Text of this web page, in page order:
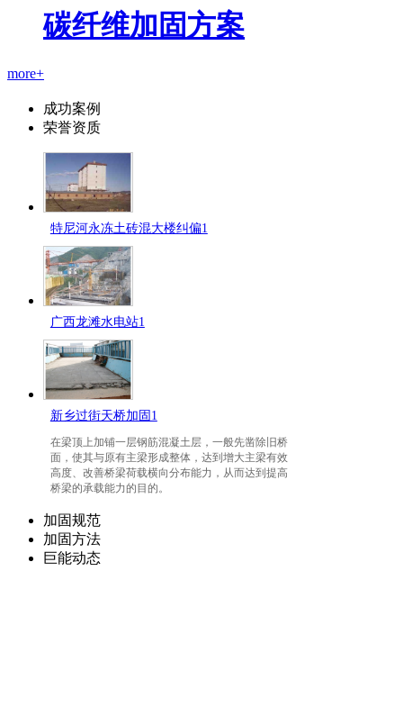
碳纤维加固方案
more+
成功案例
荣誉资质
特尼河永冻土砖混大楼纠偏1
广西龙滩水电站1
新乡过街天桥加固1
在梁顶上加铺一层钢筋混凝土层，一般先凿除旧桥
面，使其与原有主梁形成整体，达到增大主梁有效
高度、改善桥梁荷载横向分布能力，从而达到提高
桥梁的承载能力的目的。
加固规范
加固方法
巨能动态